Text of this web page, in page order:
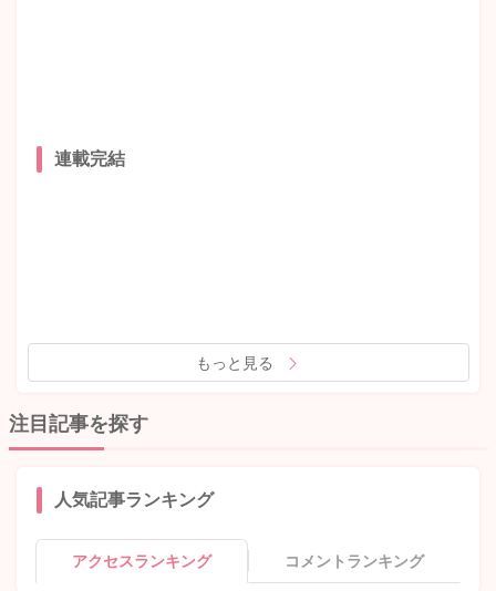
連載完結
もっと見る
注目記事を探す
人気記事ランキング
アクセスランキング コメントランキング